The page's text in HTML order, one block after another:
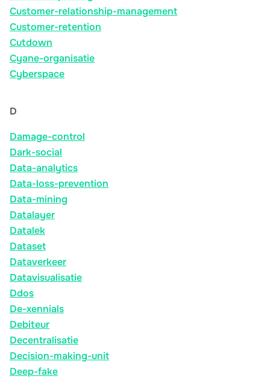
Customer-relationship-management
Customer-retention
Cutdown
Cyane-organisatie
Cyberspace
D
Damage-control
Dark-social
Data-analytics
Data-loss-prevention
Data-mining
Datalayer
Datalek
Dataset
Dataverkeer
Datavisualisatie
Ddos
De-xennials
Debiteur
Decentralisatie
Decision-making-unit
Deep-fake